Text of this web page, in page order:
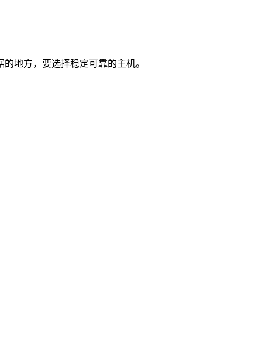
地方，要选择稳定可靠的主机。